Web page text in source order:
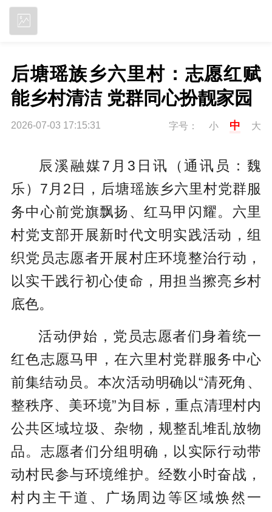
后塘瑶族乡六里村：志愿红赋
能乡村清洁 党群同心扮靓家园
2026-07-03 17:15:31 字号： 小 中 大
辰溪融媒7月3日讯（通讯员：魏
乐）7月2日，后塘瑶族乡六里村党群服
务中心前党旗飘扬、红马甲闪耀。六里
村党支部开展新时代文明实践活动，组
织党员志愿者开展村庄环境整治行动，
以实干践行初心使命，用担当擦亮乡村
底色。
活动伊始，党员志愿者们身着统一
红色志愿马甲，在六里村党群服务中心
前集结动员。本次活动明确以“清死角、
整秩序、美环境”为目标，重点清理村内
公共区域垃圾、杂物，规整乱堆乱放物
品。志愿者们分组明确，以实际行动带
动村民参与环境维护。经数小时奋战，
村内主干道、广场周边等区域焕然一